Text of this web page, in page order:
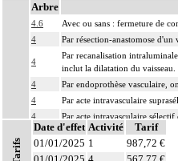
Arbre
4.6
Avec ou sans : fermeture de
4
Par résection-anastomose d'un
4
Par recanalisation
inclut la dilatation du vaisseau.
4
Par endoprothèse vasculaire,
4
Par acte intravasculaire
4
Par acte intravasculaire
4
Par acte intravasculaire global,
4
Par acte, par injection
Tarifs
Date d'effet Activité
Tarif
01/01/2025 1
987,72 €